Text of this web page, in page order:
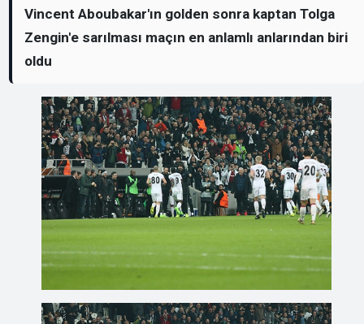
Vincent Aboubakar'ın golden sonra kaptan Tolga
Zengin'e sarılması maçın en anlamlı anlarından biri
oldu